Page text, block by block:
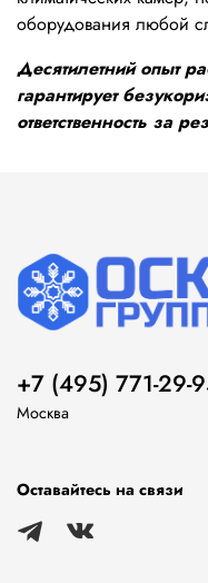
оборудования любой
Десятилетний опыт
гарантирует
ответственность за
+7 (495) 771-29-
Москва
Оставайтесь на связи